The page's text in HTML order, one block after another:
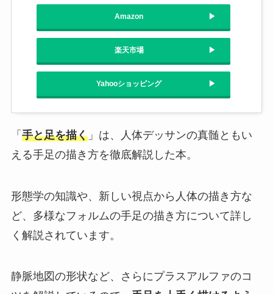
Amazon
楽天市場
Yahooショッピング
「 手と足を描く」は、人体デッサンの真髄ともい
える手足の描き方を徹底解説した本。
形態学の知識や、新しい視点から人体の描き方な
ど、多様なフォルムの手足の描き方について詳し
く解説されています。
静脈地図の形状など、さらにプラスアルファのコ